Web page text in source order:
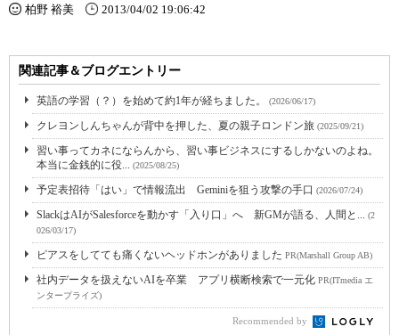
柏野 裕美 2013/04/02 19:06:42
関連記事＆ブログエントリー
英語の学習（？）を始めて約1年が経ちました。 (2026/06/17)
クレヨンしんちゃんが背中を押した、夏の親子ロンドン旅 (2025/09/21)
習い事ってカネにならんから、習い事ビジネスにするしかないのよね。
本当に金銭的に役... (2025/08/25)
予定表招待「はい」で情報流出 Geminiを狙う攻撃の手口 (2026/07/24)
SlackはAIがSalesforceを動かす「入り口」へ 新GMが語る、人間と... (2
026/03/17)
ピアスをしてても痛くないヘッドホンがありました PR(Marshall Group AB)
社内データを扱えないAIを卒業 アプリ横断検索で一元化 PR(ITmedia エ
ンタープライズ)
Recommended by